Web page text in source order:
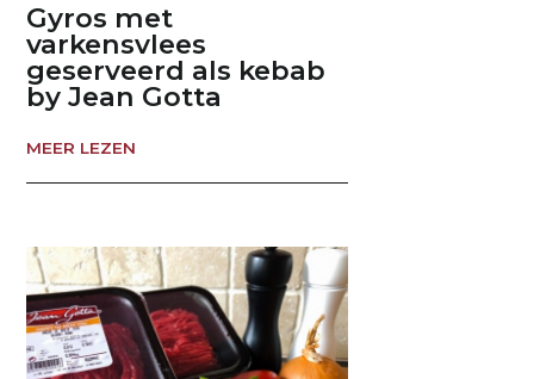
Gyros met
varkensvlees
geserveerd als kebab
by Jean Gotta
MEER LEZEN